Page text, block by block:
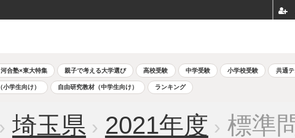
河合塾×東大特集 親子で考える大学選び 高校受験 中学受験 小学校受験 共通テ
小学生向け） 自由研究教材（中学生向け） ランキング
埼玉県 2021年度 標準